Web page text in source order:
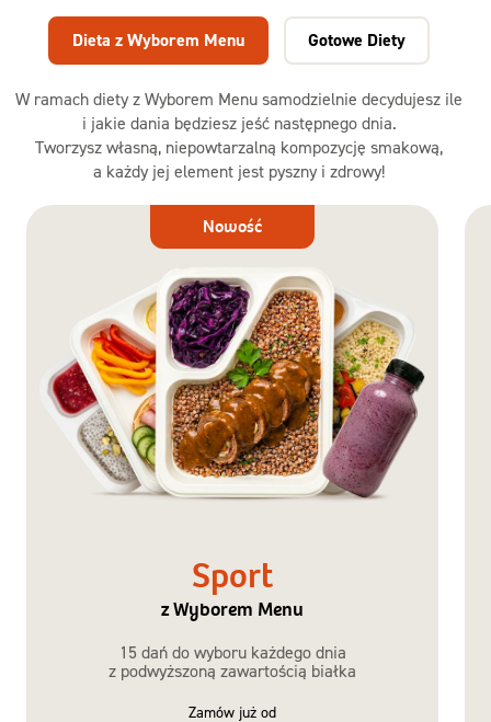
W ramach diety z Wyborem Menu samodzielnie decydujesz ile
i jakie dania będziesz jeść następnego dnia.
Tworzysz własną, niepowtarzalną kompozycję smakową,
a każdy jej element jest pyszny i zdrowy!
Dieta z Wyborem Menu Gotowe Diety
Dieta
Nowość
Sport
z Wyborem Menu
15 dań do wyboru każdego dnia
z podwyższoną zawartością białka
Zamów już od